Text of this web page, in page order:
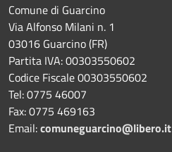
Comune di Guarcino
Via Alfonso Milani n. 1
03016 Guarcino (FR)
Partita IVA: 00303550602
Codice Fiscale 00303550602
Tel: 0775 46007
Fax: 0775 469163
Email:comuneguarcino@libero.it